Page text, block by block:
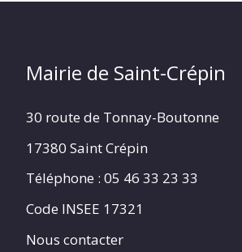
Mairie de Saint-Crépin
30 route de Tonnay-Boutonne
17380 Saint Crépin
Téléphone : 05 46 33 23 33
Code INSEE 17321
Nous contacter